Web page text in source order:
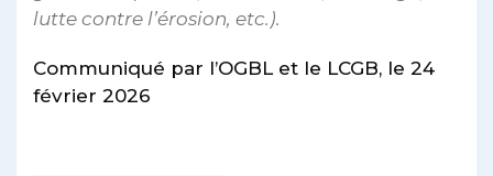
lutte contre l’érosion, etc.).
Communiqué par l’OGBL et le LCGB, le 24
février 2026